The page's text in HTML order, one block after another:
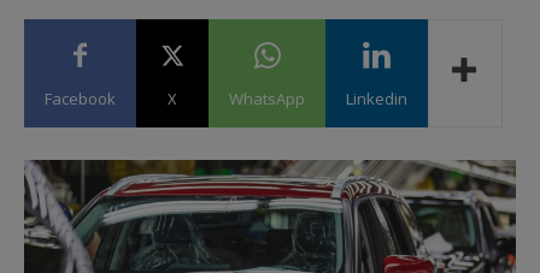
Facebook X WhatsApp Linkedin